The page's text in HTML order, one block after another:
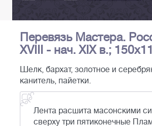
Перевязь Мастера.
XVIII - нач. XIX в.;
Шелк, бархат, золотное и
канитель, пайетки.
Лента расшита масонскими
сверху три пятиконечные